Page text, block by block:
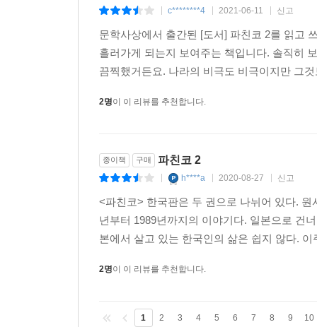
c********4 2021-06-11 신고
문학사상에서 출간된 [도서] 파친코 2를 읽고
흘러가게 되는지 보여주는 책입니다. 솔직히
끔찍했거든요. 나라의 비극도 비극이지만 그
2명이 이 리뷰를 추천합니다.
종이책 구매 파친코 2
h****a 2020-08-27 신고
<파친코> 한국판은 두 권으로 나뉘어 있다.
년부터 1989년까지의 이야기다. 일본으로 건
본에서 살고 있는 한국인의 삶은 쉽지 않다.
2명이 이 리뷰를 추천합니다.
1 2 3 4 5 6 7 8 9 10